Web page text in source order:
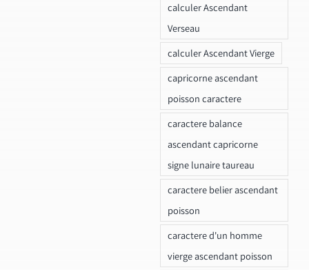
calculer Ascendant
Verseau
calculer Ascendant Vierge
capricorne ascendant
poisson caractere
caractere balance
ascendant capricorne
signe lunaire taureau
caractere belier ascendant
poisson
caractere d'un homme
vierge ascendant poisson